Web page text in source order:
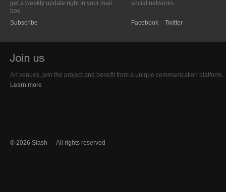
get a weekly update right in your mail
box.
Subscribe
social networks.
Facebook Twitter
Art venues, join the project and benefit from a unique communication platform.
Learn more
© 2026 Slash — All rights reserved